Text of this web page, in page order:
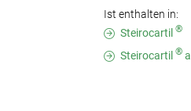
Ist enthalten in:
Steirocartil ®
Steirocartil ®